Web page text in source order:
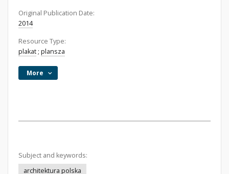
Original Publication Date:
2014
Resource Type:
plakat ; plansza
More
Subject and keywords:
architektura polska